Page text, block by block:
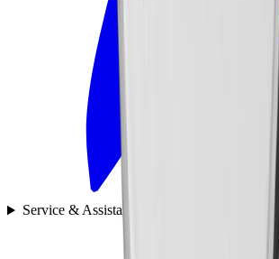
Service & Assistance